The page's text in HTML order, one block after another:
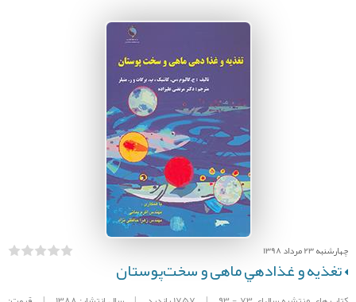
چهارشنبه 23 مرداد 1398
تغذیه و غذادهي ماهی و سخت‌پوستان